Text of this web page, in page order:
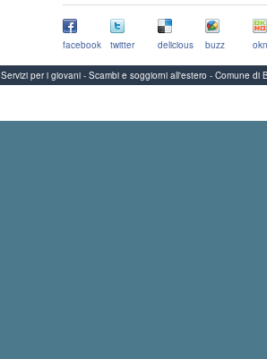
facebook twitter delicious buzz
Servizi per i giovani - Scambi e soggiorni all'estero - Comune